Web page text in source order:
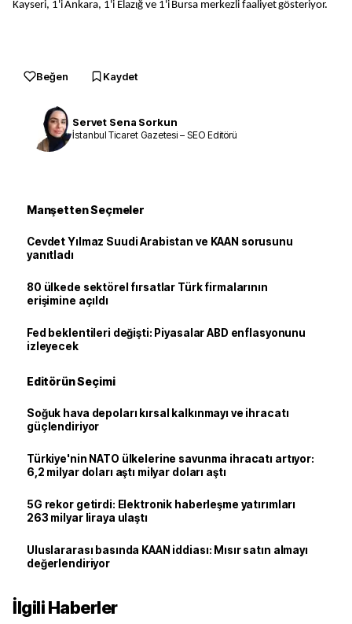
Kayseri, 1'i Ankara, 1'i Elazığ ve 1'i Bursa merkezli faaliyet gösteriyor.
Beğen Kaydet
Servet Sena Sorkun
İstanbul Ticaret Gazetesi – SEO Editörü
Manşetten Seçmeler
Cevdet Yılmaz Suudi Arabistan ve KAAN sorusunu
yanıtladı
80 ülkede sektörel fırsatlar Türk firmalarının
erişimine açıldı
Fed beklentileri değişti: Piyasalar ABD enflasyonunu
izleyecek
Editörün Seçimi
Soğuk hava depoları kırsal kalkınmayı ve ihracatı
güçlendiriyor
Türkiye'nin NATO ülkelerine savunma ihracatı artıyor:
6,2 milyar doları aştı milyar doları aştı
5G rekor getirdi: Elektronik haberleşme yatırımları
263 milyar liraya ulaştı
Uluslararası basında KAAN iddiası: Mısır satın almayı
değerlendiriyor
İlgili Haberler